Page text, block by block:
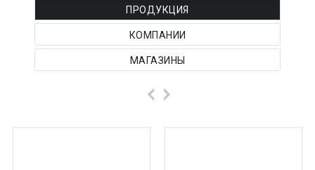
ПРОДУКЦИЯ
КОМПАНИИ
МАГАЗИНЫ